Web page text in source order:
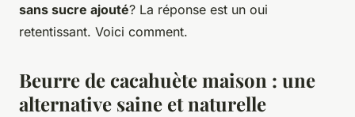
sans sucre ajouté? La réponse est un oui
retentissant. Voici comment.
Beurre de cacahuète maison : une
alternative saine et naturelle